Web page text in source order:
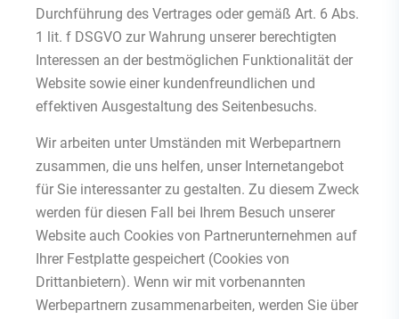
Durchführung des Vertrages oder gemäß Art. 6 Abs.
1 lit. f DSGVO zur Wahrung unserer berechtigten
Interessen an der bestmöglichen Funktionalität der
Website sowie einer kundenfreundlichen und
effektiven Ausgestaltung des Seitenbesuchs.
Wir arbeiten unter Umständen mit Werbepartnern
zusammen, die uns helfen, unser Internetangebot
für Sie interessanter zu gestalten. Zu diesem Zweck
werden für diesen Fall bei Ihrem Besuch unserer
Website auch Cookies von Partnerunternehmen auf
Ihrer Festplatte gespeichert (Cookies von
Drittanbietern). Wenn wir mit vorbenannten
Werbepartnern zusammenarbeiten, werden Sie über